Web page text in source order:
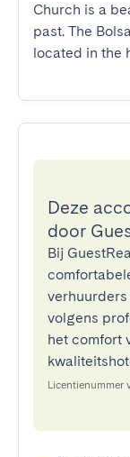
Church is a
past. The
located in the
Deze
door
Bij
volgens
het comfort
Licentienummer